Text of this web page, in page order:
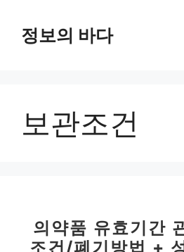
정보의 바다
보관조건
의약품 유효기간
조건/폐기방법 +